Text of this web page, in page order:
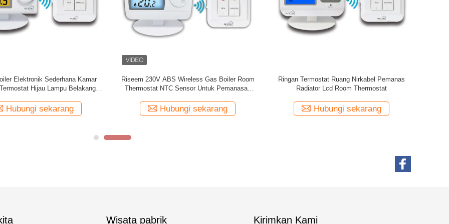
ABS White Color
Thermostat Untuk Kontrol
Hubungi sekarang
Termostat Nirkabel Ruangan/Kantor Non-
program untuk Pemanas Gas
Hubungi sekarang
Termostat nirkabel Wireless Thermostat non-
programmable wireless
Hubungi sekarang
Wisata pabrik Kirimkan Kami